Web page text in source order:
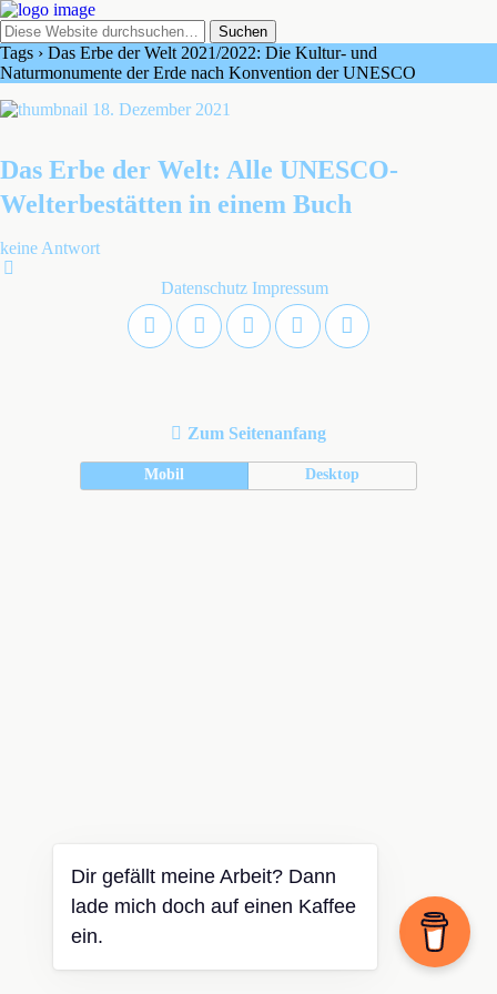
Tags › Das Erbe der Welt 2021/2022: Die Kultur- und
Naturmonumente der Erde nach Konvention der UNESCO
18. Dezember 2021
Das Erbe der Welt: Alle UNESCO-
Welterbestätten in einem Buch
keine Antwort
Datenschutz Impressum
Zum Seitenanfang
Mobil Desktop
Dir gefällt meine Arbeit? Dann
lade mich doch auf einen Kaffee
ein.